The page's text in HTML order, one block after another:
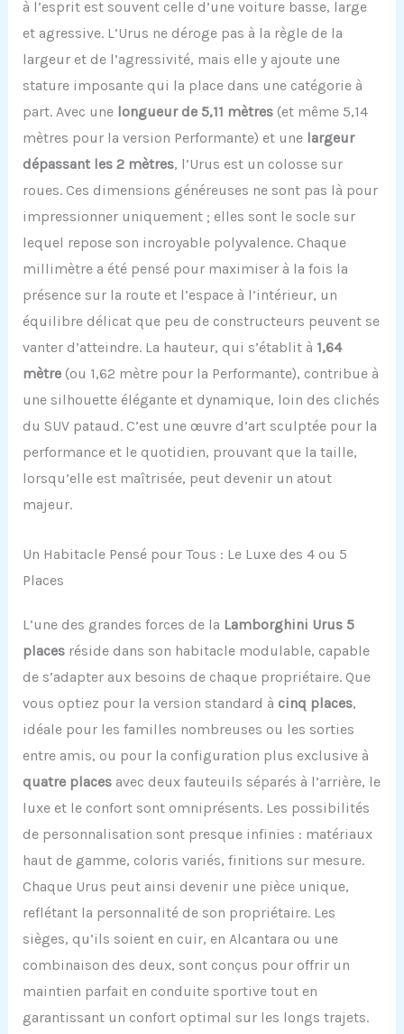
à l’esprit est souvent celle d’une voiture basse, large
et agressive. L’Urus ne déroge pas à la règle de la
largeur et de l’agressivité, mais elle y ajoute une
stature imposante qui la place dans une catégorie à
part. Avec une longueur de 5,11 mètres(et même 5,14
mètres pour la version Performante) et une largeur
dépassant les 2 mètres, l’Urus est un colosse sur
roues. Ces dimensions généreuses ne sont pas là pour
impressionner uniquement ; elles sont le socle sur
lequel repose son incroyable polyvalence. Chaque
millimètre a été pensé pour maximiser à la fois la
présence sur la route et l’espace à l’intérieur, un
équilibre délicat que peu de constructeurs peuvent se
vanter d’atteindre. La hauteur, qui s’établit à 1,64
mètre(ou 1,62 mètre pour la Performante), contribue à
une silhouette élégante et dynamique, loin des clichés
du SUV pataud. C’est une œuvre d’art sculptée pour la
performance et le quotidien, prouvant que la taille,
lorsqu’elle est maîtrisée, peut devenir un atout
majeur.
Un Habitacle Pensé pour Tous : Le Luxe des 4 ou 5
Places
L’une des grandes forces de la Lamborghini Urus 5
placesréside dans son habitacle modulable, capable
de s’adapter aux besoins de chaque propriétaire. Que
vous optiez pour la version standard à cinq places,
idéale pour les familles nombreuses ou les sorties
entre amis, ou pour la configuration plus exclusive à
quatre placesavec deux fauteuils séparés à l’arrière, le
luxe et le confort sont omniprésents. Les possibilités
de personnalisation sont presque infinies : matériaux
haut de gamme, coloris variés, finitions sur mesure.
Chaque Urus peut ainsi devenir une pièce unique,
reflétant la personnalité de son propriétaire. Les
sièges, qu’ils soient en cuir, en Alcantara ou une
combinaison des deux, sont conçus pour offrir un
maintien parfait en conduite sportive tout en
garantissant un confort optimal sur les longs trajets.